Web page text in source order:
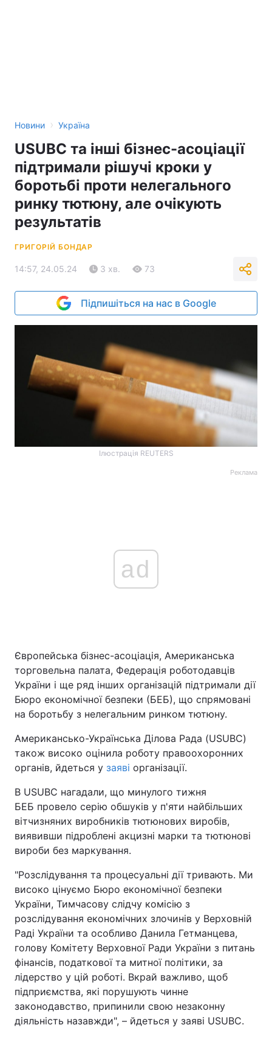
Новини › Україна
USUBC та інші бізнес-асоціації
підтримали рішучі кроки у
боротьбі проти нелегального
ринку тютюну, але очікують
результатів
ГРИГОРІЙ БОНДАР
14:57, 24.05.24 3 хв. 73
Підпишіться на нас в Google
Ілюстрація REUTERS
Реклама
ad
Європейська бізнес-асоціація, Американська
торговельна палата, Федерація роботодавців
України і ще ряд інших організацій підтримали дії
Бюро економічної безпеки (БЕБ), що спрямовані
на боротьбу з нелегальним ринком тютюну.
Американсько-Українська Ділова Рада (USUBC)
також високо оцінила роботу правоохоронних
органів, йдеться у заяві організації.
В USUBC нагадали, що минулого тижня
БЕБ провело серію обшуків у п'яти найбільших
вітчизняних виробників тютюнових виробів,
виявивши підроблені акцизні марки та тютюнові
вироби без маркування.
"Розслідування та процесуальні дії тривають. Ми
високо цінуємо Бюро економічної безпеки
України, Тимчасову слідчу комісію з
розслідування економічних злочинів у Верховній
Раді України та особливо Данила Гетманцева,
голову Комітету Верховної Ради України з питань
фінансів, податкової та митної політики, за
лідерство у цій роботі. Вкрай важливо, щоб
підприємства, які порушують чинне
законодавство, припинили свою незаконну
діяльність назавжди", – йдеться у заяві USUBC.